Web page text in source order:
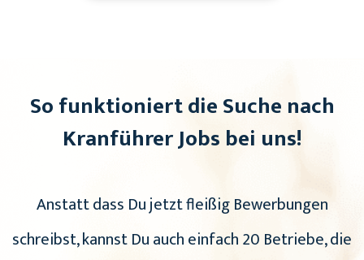
So funktioniert die Suche nach
Kranführer Jobs bei uns!
Anstatt dass Du jetzt fleißig Bewerbungen
schreibst, kannst Du auch einfach 20 Betriebe, die